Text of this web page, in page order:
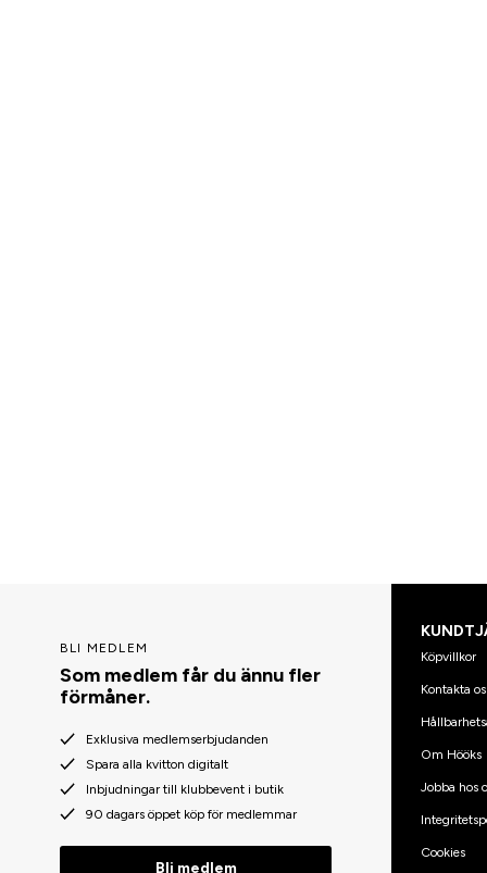
BLI MEDLEM
Som medlem får du ännu fler
förmåner.
Exklusiva medlemserbjudanden
Spara alla kvitton digitalt
Inbjudningar till klubbevent i butik
90 dagars öppet köp för medlemmar
Bli medlem
Köpvillkor
Kontakta
Om Hööks
Jobba hos
Cookies